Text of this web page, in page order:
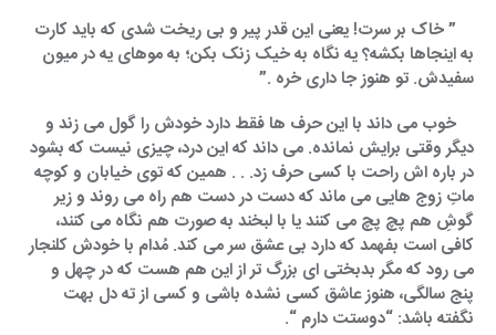
” خاک بر سرت! یعنی این قدر پیر و بی ریخت شدی که باید کارت
به اینجاها بکشه؟ یه نگاه به خیک زنک بکن؛ به موهای یه در میون
سفیدش. تو هنوز جا داری خره .”
خوب می داند با این حرف ها فقط دارد خودش را گول می زند و
دیگر وقتی برایش نمانده. می داند که این درد، چیزی نیست که بشود
در باره اش راحت با کسی حرف زد. . . همین که توی خیابان و کوچه
ماتِ زوج هایی می ماند که دست در دست هم راه می روند و زیر
گوشِ هم پچ پچ می کنند یا با لبخند به صورت هم نگاه می کنند،
کافی است بفهمد که دارد بی عشق سر می کند. مُدام با خودش کلنجار
می رود که مگر بدبختی ای بزرگ تر از این هم هست که در چهل و
پنج سالگی، هنوز عاشق کسی نشده باشی و کسی از ته دل بهت
نگفته باشد: “دوستت دارم “.